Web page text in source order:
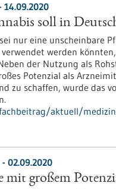
14.09.2020
soll in
nur eine unscheinbare
werden
der Nutzung als
Potenzial als
zu schaffen, wurde das
aktuell/
02.09.2020
mit großem